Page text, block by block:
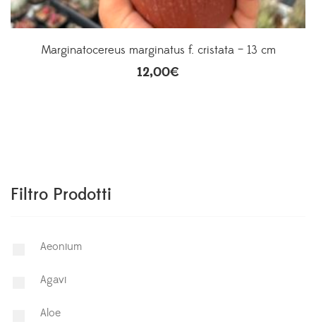
Marginatocereus marginatus f. cristata – 13 cm
12,00€
Filtro Prodotti
Aeonium
Agavi
Aloe